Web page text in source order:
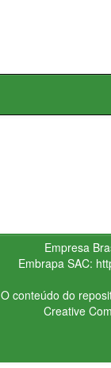
Empresa
Embrapa SAC:
O conteúdo do
Creative